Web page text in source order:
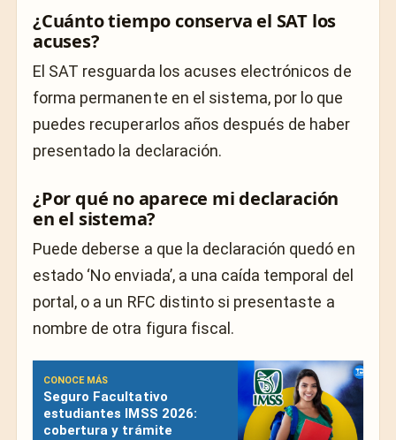
¿Cuánto tiempo conserva el SAT los
acuses?
El SAT resguarda los acuses electrónicos de
forma permanente en el sistema, por lo que
puedes recuperarlos años después de haber
presentado la declaración.
¿Por qué no aparece mi declaración
en el sistema?
Puede deberse a que la declaración quedó en
estado ‘No enviada’, a una caída temporal del
portal, o a un RFC distinto si presentaste a
nombre de otra figura fiscal.
CONOCE MÁS
Seguro Facultativo
estudiantes IMSS 2026:
cobertura y trámite